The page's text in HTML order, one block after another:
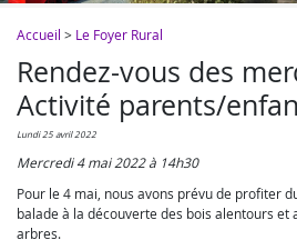
Accueil > Le Foyer Rural
Rendez-vous des
Activité parents/
lundi 25 avril 2022
Mercredi 4 mai 2022 à 14h30
Pour le 4 mai, nous avons prévu de profiter
balade à la découverte des bois alentours
arbres.